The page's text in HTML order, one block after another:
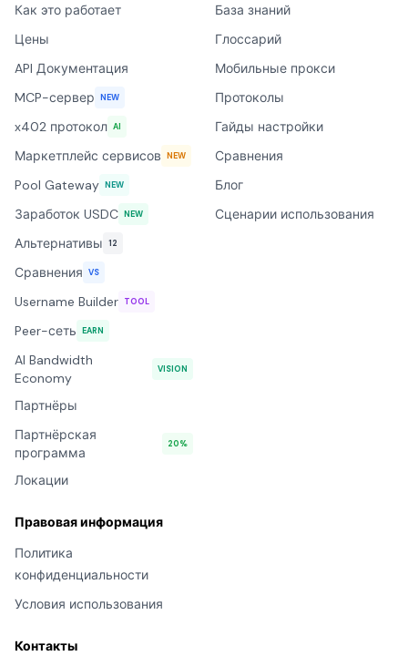
Как это работает
Цены
API Документация
MCP-сервер NEW
x402 протокол AI
Маркетплейс сервисов NEW
Pool Gateway NEW
Заработок USDC NEW
Альтернативы 12
Сравнения VS
Username Builder TOOL
Peer-сеть EARN
AI Bandwidth
Economy
VISION
Партнёры
Партнёрская
программа
20%
Локации
База знаний
Глоссарий
Мобильные прокси
Протоколы
Гайды настройки
Сравнения
Блог
Сценарии использования
Правовая информация
Политика
конфиденциальности
Условия использования
Контакты